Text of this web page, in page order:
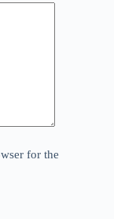
for the